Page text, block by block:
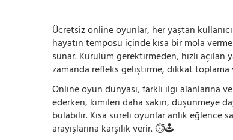
Ücretsiz online oyunlar, her yaştan
hayatın temposu içinde kısa bir mola
sunar. Kurulum gerektirmeden, hızlı
zamanda refleks geliştirme, dikkat
Online oyun dünyası, farklı ilgi alanlarına
ederken, kimileri daha sakin, düşünmeye
bulabilir. Kısa süreli oyunlar anlık eğlence
arayışlarına karşılık verir. ⏱️🕹️